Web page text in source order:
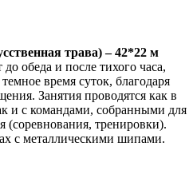
трава) – 42*22 м
обеда и после тихого часа,
время суток, благодаря
Занятия проводятся как в
и с командами, собранными для
(соревнования, тренировки).
с металлическими шипами.